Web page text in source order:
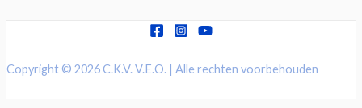
Copyright © 2026 C.K.V. V.E.O. | Alle rechten voorbehouden